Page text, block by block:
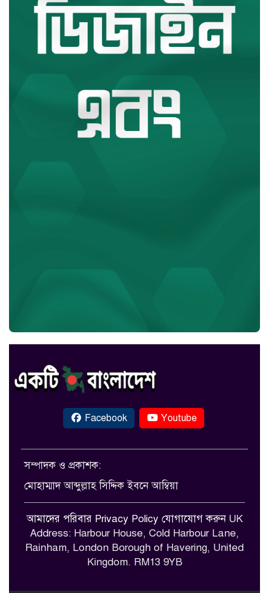
Facebook Youtube
সম্পাদক ও প্রকাশক:
মোহাম্মাদ আব্দুল্লাহ সিদ্দিক ইবনে আম্বিয়া
আমাদের পরিবার Privacy Policy যোগাযোগ করুনUK
Address: Harbour House, Cold Harbour Lane,
Rainham, London Borough of Havering, United
Kingdom. RM13 9YB